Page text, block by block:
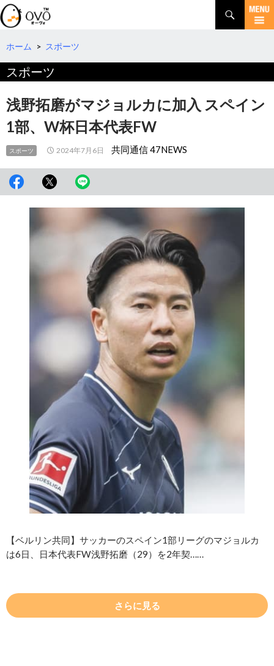
検
索
コ
テ
へ
移
動
ホーム > スポーツ
スポーツ
浅野拓磨がマジョルカに加入 スペイン
1部、W杯日本代表FW
スポーツ 2024年7月6日 共同通信 47NEWS
【ベルリン共同】サッカーのスペイン1部リーグのマジョルカ
は6日、日本代表FW浅野拓磨（29）を2年契……
さらに見る